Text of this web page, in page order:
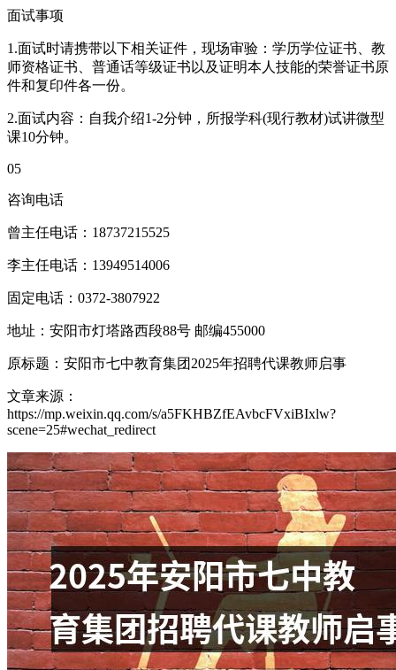
面试事项
1.面试时请携带以下相关证件，现场审验：学历学位证书、教
师资格证书、普通话等级证书以及证明本人技能的荣誉证书原
件和复印件各一份。
2.面试内容：自我介绍1-2分钟，所报学科(现行教材)试讲微型
课10分钟。
05
咨询电话
曾主任电话：18737215525
李主任电话：13949514006
固定电话：0372-3807922
地址：安阳市灯塔路西段88号 邮编455000
原标题：安阳市七中教育集团2025年招聘代课教师启事
文章来源：
https://mp.weixin.qq.com/s/a5FKHBZfEAvbcFVxiBIxlw?
scene=25#wechat_redirect